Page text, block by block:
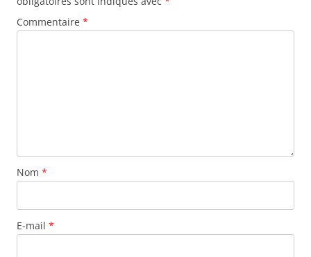
Commentaire *
Nom *
E-mail *